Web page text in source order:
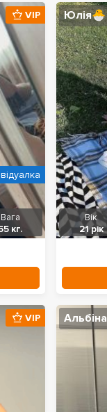
Вага
кг.
VIP Юлія🐣
Вік
21 рік
VIP Альбіна